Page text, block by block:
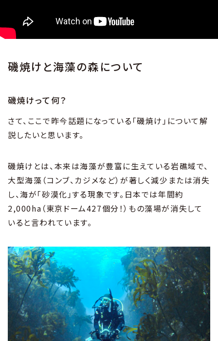
磯焼けと海藻の森について
磯焼けって何？
さて、ここで昨今話題になっている「磯焼け」について解
説したいと思います。
磯焼けとは、本来は海藻が豊富に生えている岩礁域で、
大型海藻（コンブ、カジメなど）が著しく減少または消失
し、海が「砂漠化」する現象です。日本では年間約
2,000ha（東京ドーム427個分！）もの藻場が消失して
いると言われています。